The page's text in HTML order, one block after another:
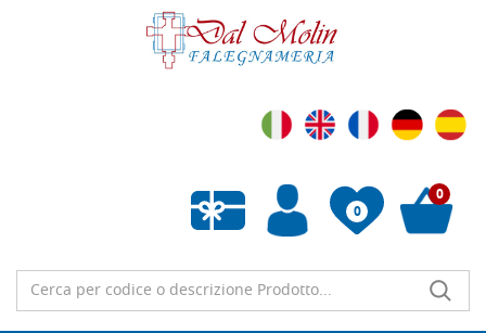
0
Liste de souhaits vide
0